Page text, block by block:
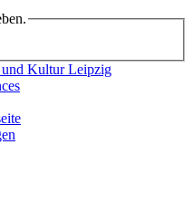
Kultur Leipzig